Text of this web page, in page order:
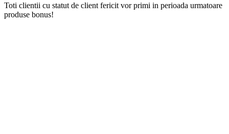
Toti clientii cu statut de client fericit vor primi in perioada urmatoare
produse bonus!